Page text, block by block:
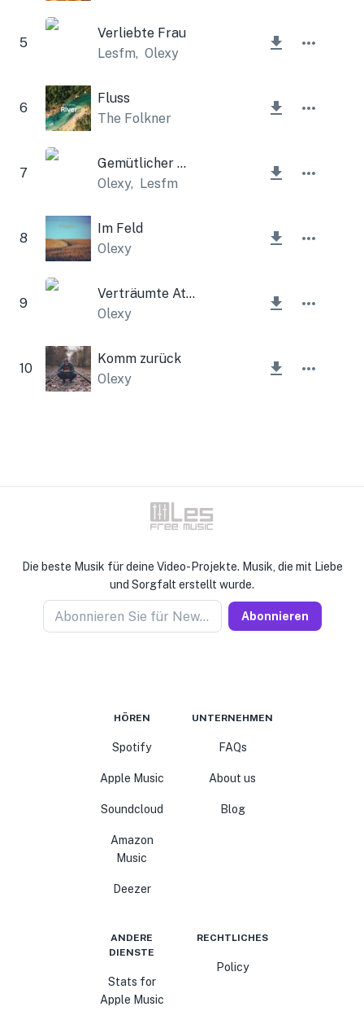
5
Verliebte Frau
Lesfm, Olexy
6
Fluss
The Folkner
7
Gemütlicher Winter
Olexy, Lesfm
8
Im Feld
Olexy
9
Verträumte Atmosphäre
Olexy
10
Komm zurück
Olexy
Die beste Musik für deine Video-Projekte. Musik, die mit Liebe
und Sorgfalt erstellt wurde.
Abonnieren Sie für Newseller Abonnieren
HÖREN
Spotify
Apple Music
Soundcloud
Amazon
Music
Deezer
UNTERNEHMEN
FAQs
About us
Blog
ANDERE
DIENSTE
Stats for
Apple Music
RECHTLICHES
Policy